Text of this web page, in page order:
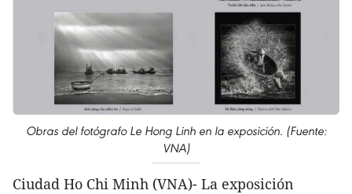
Obras del fotógrafo Le Hong Linh en la exposición. (Fuente:
VNA)
Ciudad Ho Chi Minh (VNA)- La exposición